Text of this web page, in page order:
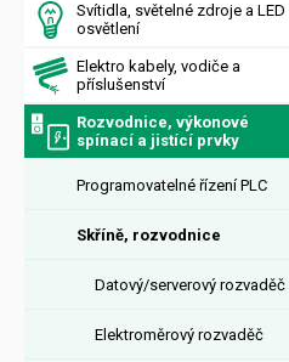
Svítidla, světelné zdroje a LED
osvětlení
Elektro kabely, vodiče a
příslušenství
Rozvodnice, výkonové
spínací a jistící prvky
Programovatelné řízení PLC
Skříně, rozvodnice
Datový/serverový rozvaděč
Elektroměrový rozvaděč